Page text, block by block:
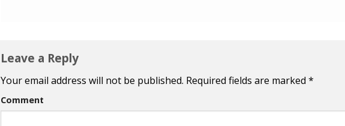
Leave a Reply
Your email address will not be published. Required fields are marked *
Comment